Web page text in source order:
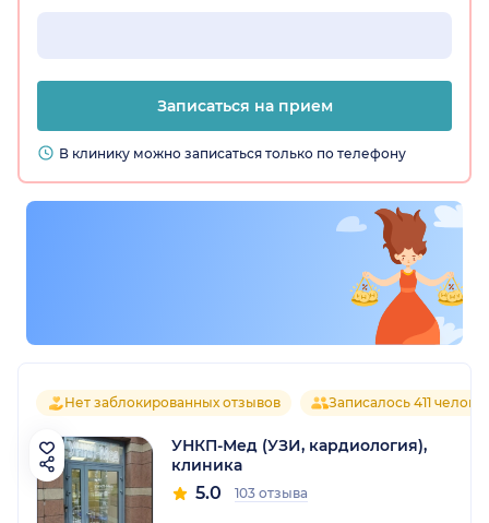
Записаться на прием
В клинику можно записаться только по телефону
Нет заблокированных отзывов Записалось 411
УНКП-Мед (УЗИ, кардиология),
клиника
5.0 103 отзыва